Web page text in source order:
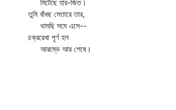
মিটেছে হার-জিত।
তুমি বাঁধছ সেতারে তার,
থামছি সমে এসে--
চক্ররেখা পূর্ণ হল
আরম্ভে আর শেষে।